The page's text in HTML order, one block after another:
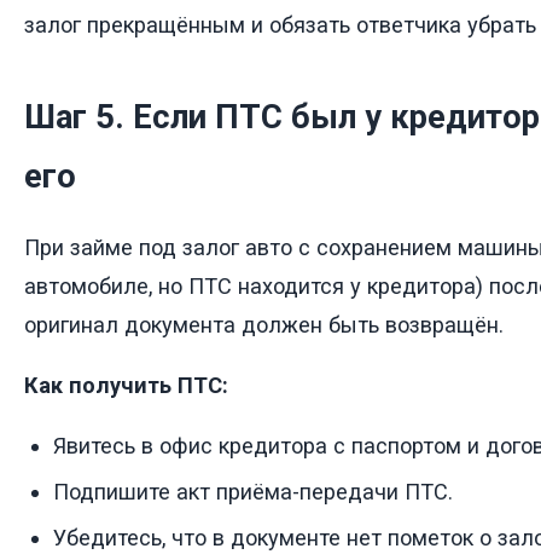
залог прекращённым и обязать ответчика убрать
Шаг 5. Если ПТС был у
его
При займе под залог авто с сохранением
автомобиле, но ПТС находится у кредитора)
оригинал документа должен быть возвращён.
Как получить ПТС:
Явитесь в офис кредитора с паспортом и
Подпишите акт приёма-передачи ПТС.
Убедитесь, что в документе нет пометок о